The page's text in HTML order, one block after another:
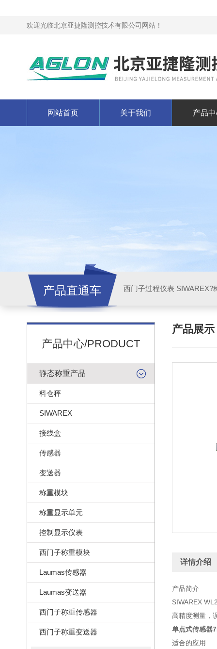
欢迎光临北京亚捷隆测控技术有限公司网站！
网站首页 关于我们 产品
产品直通车 西门子过程仪表 SIWAREX?
产品中心/PRODUCT
静态称重产品
料仓秤
SIWAREX
接线盒
传感器
变送器
称重模块
称重显示单元
控制显示仪表
西门子称重模块
Laumas传感器
Laumas变送器
西门子称重传感器
西门子称重变送器
产品展示
详情介绍
产品简介
SIWAREX
高精度测量，
单点式传感器
适合的应